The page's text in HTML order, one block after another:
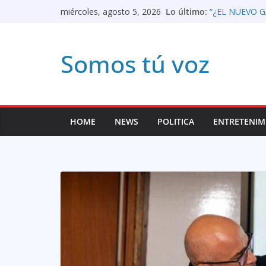
miércoles, agosto 5, 2026 Lo último: “¿EL NUEVO
Apertura del
prensa
«Vamos a
Lorenzo,
Así queda
LIBRE EL
EL CASO
Somos tú voz
HOME NEWS POLITICA